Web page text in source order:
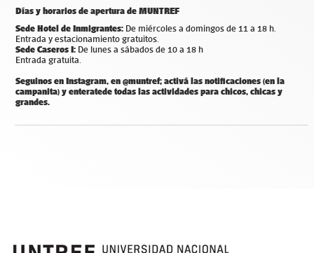
Días y horarios de apertura de MUNTREF
Sede Hotel de Inmigrantes: De miércoles a domingos de 11 a 18 h.
Entrada y estacionamiento gratuitos.
Sede Caseros I: De lunes a sábados de 10 a 18 h
Entrada gratuita.
Seguinos en Instagram, en @muntref; activá las notificaciones (en la
campanita) y enteratede todas las actividades para chicos, chicas y
grandes.